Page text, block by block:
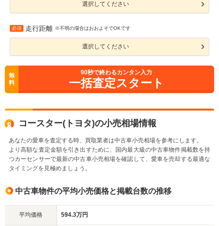
選択してください
必須 走行距離 ※不明の場合はおおよそでOKです
選択してください
無
料
90秒で終わるカンタン入力
一括査定スタート
コースター(トヨタ)の小売相場情報
あなたの愛車を査定する時、買取業者は中古車小売相場を参考にします。
より高額な査定金額を引き出すために、国内最大級の中古車物件掲載数を持
つカーセンサーで最新の中古車小売相場を確認して、愛車を売却する最適な
タイミングを見極めましょう。
中古車物件の平均小売価格と掲載台数の推移
平均価格 594.3万円